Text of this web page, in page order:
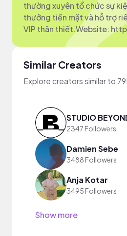
thường xuyên tổ chức sự
thưởng tiền mặt và hỗ trợ
VIP thân thiết.Website:
Similar Creators
Explore creators similar to
STUDIO
2347 Followers
Damien Sebe
3488 Followers
Anja Kotar
3495 Followers
Show more